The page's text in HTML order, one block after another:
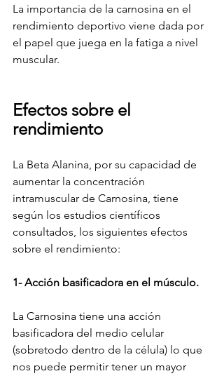
La importancia de la carnosina en el
rendimiento deportivo viene dada por
el papel que juega en la fatiga a nivel
muscular.
Efectos sobre el
rendimiento
La Beta Alanina, por su capacidad de
aumentar la concentración
intramuscular de Carnosina, tiene
según los estudios científicos
consultados, los siguientes efectos
sobre el rendimiento:
1- Acción basificadora en el músculo.
La Carnosina tiene una acción
basificadora del medio celular
(sobretodo dentro de la célula) lo que
nos puede permitir tener un mayor